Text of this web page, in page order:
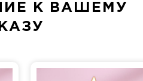
по традиционным
оборудовании.
К ВАШЕМУ